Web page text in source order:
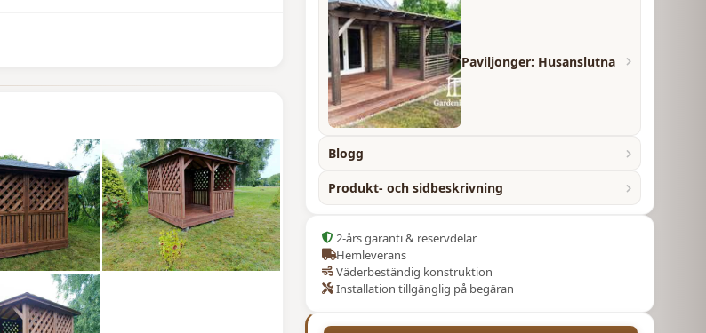
Paviljonger: Husanslutna
Blogg
Produkt- och sidbeskrivning
2-års garanti & reservdelar
Hemleverans
Väderbeständig konstruktion
Installation tillgänglig på begäran